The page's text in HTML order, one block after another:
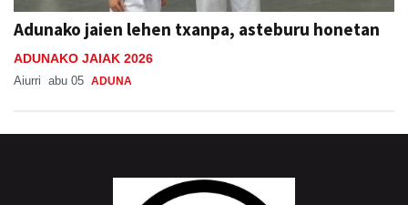
Adunako jaien lehen txanpa, asteburu honetan
ADUNAKO JAIAK 2026
Aiurri abu 05 ADUNA